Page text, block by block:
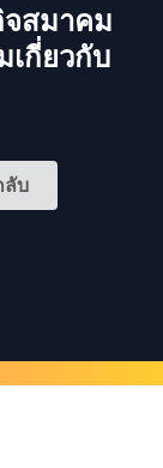
สมาคม
เกี่ยวกับ
ลับ